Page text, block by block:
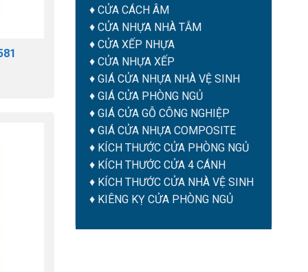
♦ CỬA CÁCH ÂM
♦ CỬA NHỰA NHÀ TẮM
♦ CỬA XẾP NHỰA
♦ CỬA NHỰA XẾP
♦ GIÁ CỬA NHỰA NHÀ VỆ SINH
♦ GIÁ CỬA PHÒNG NGỦ
♦ GIÁ CỬA GỖ CÔNG NGHIỆP
♦ GIÁ CỬA NHỰA COMPOSITE
♦ KÍCH THƯỚC CỬA PHÒNG NGỦ
♦ KÍCH THƯỚC CỬA 4 CÁNH
♦ KÍCH THƯỚC CỬA NHÀ VỆ SINH
♦ KIÊNG KỴ CỬA PHÒNG NGỦ